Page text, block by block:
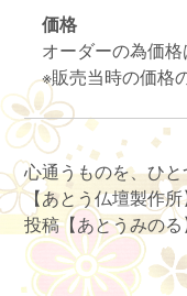
価格
オーダーの為価
※販売当時の価格
心通うものを、ひ
【あとう仏壇製作
投稿【あとうみのる